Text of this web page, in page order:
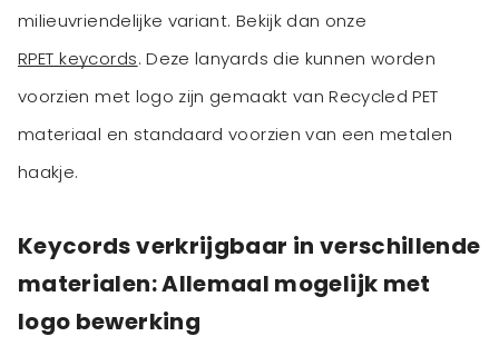
milieuvriendelijke variant. Bekijk dan onze
RPET keycords. Deze lanyards die kunnen worden
voorzien met logo zijn gemaakt van Recycled PET
materiaal en standaard voorzien van een metalen
haakje.
Keycords verkrijgbaar in verschillende
materialen: Allemaal mogelijk met
logo bewerking